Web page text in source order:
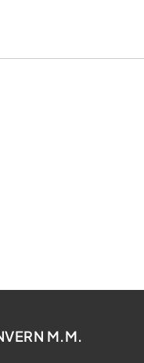
M.M.